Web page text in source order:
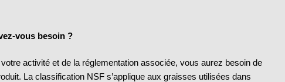
vous besoin ?
activité et de la réglementation associée, vous aurez besoin de
La classification NSF s’applique aux graisses utilisées dans